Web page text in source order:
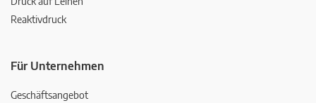
Reaktivdruck
Für Unternehmen
Geschäftsangebot